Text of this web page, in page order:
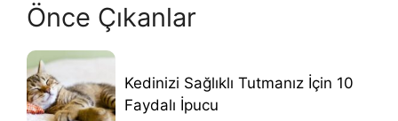
Önce Çıkanlar
Kedinizi Sağlıklı Tutmanız İçin 10
Faydalı İpucu